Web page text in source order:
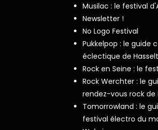
Musilac : le festival
Newsletter !
No Logo Festival
Pukkelpop : le guide
éclectique de Hasselt
Rock en Seine : le
Rock Werchter : le
rendez-vous rock de
Tomorrowland : le
festival électro du